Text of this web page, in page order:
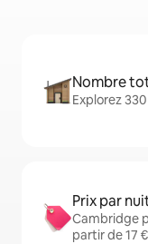
Nombre
Explorez
Prix par
Cambridge
partir de 17